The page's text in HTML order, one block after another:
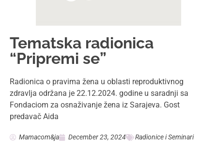
Drage mame, sve informacije i saveti na portalu izneti su
informativno, u cilju edukacije.
individualne konkretne zdravstvene probleme potrebna